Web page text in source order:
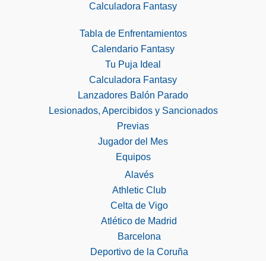
Calculadora Fantasy
Tabla de Enfrentamientos
Calendario Fantasy
Tu Puja Ideal
Calculadora Fantasy
Lanzadores Balón Parado
Lesionados, Apercibidos y Sancionados
Previas
Jugador del Mes
Equipos
Alavés
Athletic Club
Celta de Vigo
Atlético de Madrid
Barcelona
Deportivo de la Coruña